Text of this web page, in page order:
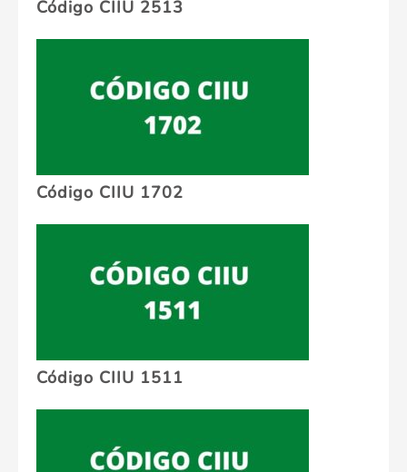
Código CIIU 2513
Código CIIU 1702
Código CIIU 1511